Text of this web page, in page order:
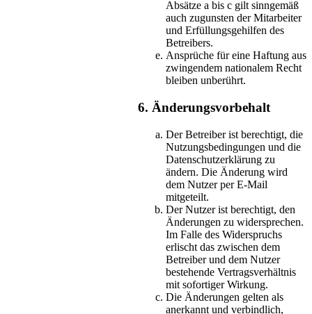
Absätze a bis c gilt sinngemäß
auch zugunsten der Mitarbeiter
und Erfüllungsgehilfen des
Betreibers.
Ansprüche für eine Haftung aus
zwingendem nationalem Recht
bleiben unberührt.
6. Änderungsvorbehalt
Der Betreiber ist berechtigt, die
Nutzungsbedingungen und die
Datenschutzerklärung zu
ändern. Die Änderung wird
dem Nutzer per E-Mail
mitgeteilt.
Der Nutzer ist berechtigt, den
Änderungen zu widersprechen.
Im Falle des Widerspruchs
erlischt das zwischen dem
Betreiber und dem Nutzer
bestehende Vertragsverhältnis
mit sofortiger Wirkung.
Die Änderungen gelten als
anerkannt und verbindlich,